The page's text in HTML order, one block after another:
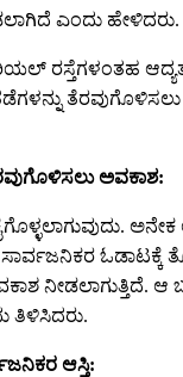
ಎಂದು ಹೇಳಿದರು.
ರಸ್ತೆಗಳಂತಹ
ಅವಕಾಶ:
ಓಡಾಟಕ್ಕೆ
ನೀಡಲಾಗುತ್ತಿದೆ.
ತಿಳಿಸಿದರು.
ಆಸ್ತಿ: